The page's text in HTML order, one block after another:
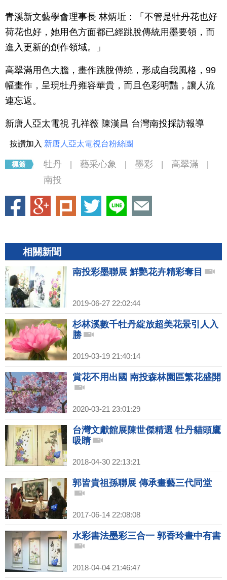
青溪新文藝學會理事長 林炳坵：「不管是牡丹花也好
荷花也好，她用色方面都已經跳脫傳統用墨要領，而
進入更新的創作領域。」
高翠滿用色大膽，畫作跳脫傳統，形成自我風格，99
幅畫作，呈現牡丹雍容華貴，而且色彩明豔，讓人流
連忘返。
新唐人亞太電視 孔祥薇 陳漢昌 台灣南投採訪報導
按讚加入 新唐人亞太電視台粉絲團
牡丹 藝采心象 墨彩 高翠滿
南投
相關新聞
南投彩墨聯展 鮮艷花卉精彩奪目
2019-06-27 22:02:44
杉林溪數千牡丹綻放超美花景引人入
勝
2019-03-19 21:40:14
賞花不用出國 南投森林園區繁花盛開
2020-03-21 23:01:29
台灣文獻館展陳世傑精選 牡丹貓頭鷹
吸睛
2018-04-30 22:13:21
郭皆貴祖孫聯展 傳承畫藝三代同堂
2017-06-14 22:08:08
水彩書法墨彩三合一 郭香玲畫中有書
2018-04-04 21:46:47